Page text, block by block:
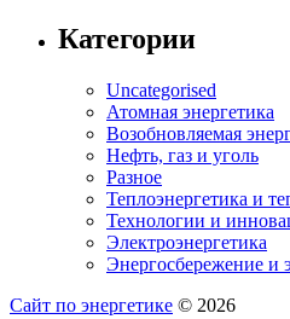
Категории
Uncategorised
Атомная энергетика
Возобновляемая
Нефть, газ и уголь
Разное
Теплоэнергетика и
Технологии и
Электроэнергетика
Энергосбережение и
Сайт по энергетике © 2026